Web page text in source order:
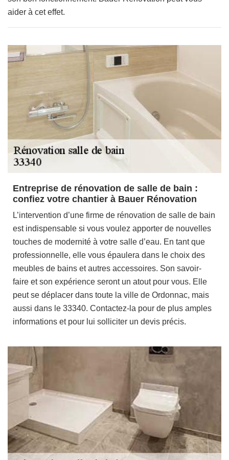
aider à cet effet.
Entreprise de rénovation de salle de bain :
confiez votre chantier à Bauer Rénovation
L’intervention d’une firme de rénovation de salle de bain
est indispensable si vous voulez apporter de nouvelles
touches de modernité à votre salle d’eau. En tant que
professionnelle, elle vous épaulera dans le choix des
meubles de bains et autres accessoires. Son savoir-
faire et son expérience seront un atout pour vous. Elle
peut se déplacer dans toute la ville de Ordonnac, mais
aussi dans le 33340. Contactez-la pour de plus amples
informations et pour lui solliciter un devis précis.